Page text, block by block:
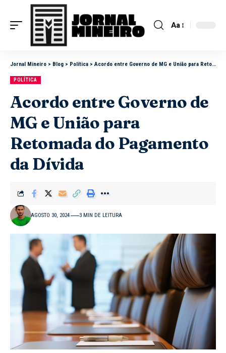
Aa
Jornal Mineiro > Blog > Política > Acordo entre Governo de MG e União para Retomada do Pagamento da Dívida
POLÍTICA
Acordo entre Governo de
MG e União para
Retomada do Pagamento
da Dívida
AGOSTO 30, 2024 3 MIN DE LEITURA